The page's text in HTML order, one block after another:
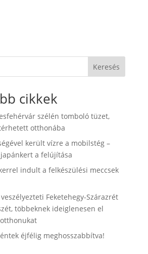
Keresés
cikkek
szélén tomboló tüzet,
otthonába
került vízre a mobilstég –
a felújítása
indult a felkészülési meccsek
Feketehegy-Szárazrét
többeknek ideiglenesen el
éjfélig meghosszabbítva!